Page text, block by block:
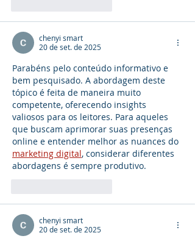
chenyi smart
20 de set. de 2025
Parabéns pelo conteúdo informativo e
bem pesquisado. A abordagem deste
tópico é feita de maneira muito
competente, oferecendo insights
valiosos para os leitores. Para aqueles
que buscam aprimorar suas presenças
online e entender melhor as nuances do
marketing digital, considerar diferentes
abordagens é sempre produtivo.
chenyi smart
20 de set. de 2025